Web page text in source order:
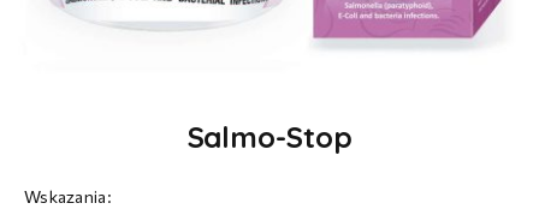
Salmo-Stop
Wskazania: